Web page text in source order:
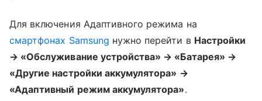
Для включения Адаптивного режима на
смартфонах Samsung нужно перейти в Настройки
→ «Обслуживание устройства» → «Батарея» →
«Другие настройки аккумулятора» →
«Адаптивный режим аккумулятора».